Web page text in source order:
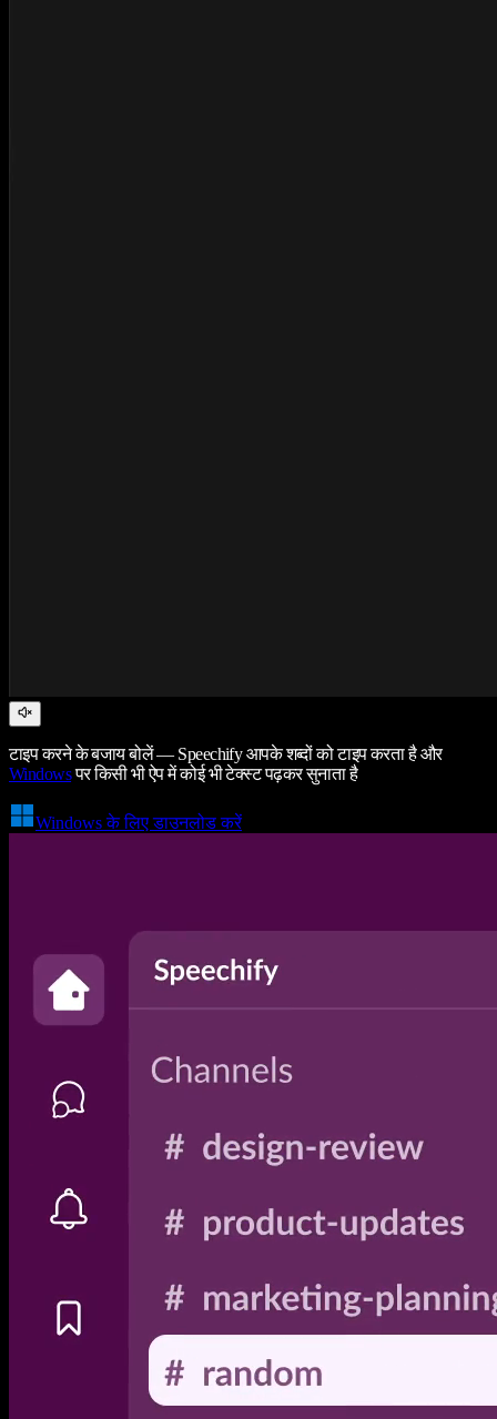
टाइप करने के बजाय बोलें — Speechify आपके शब्दों को टाइप करता है और
Windowsपर किसी भी ऐप में कोई भी टेक्स्ट पढ़कर सुनाता है
Windows के लिए डाउनलोड करें